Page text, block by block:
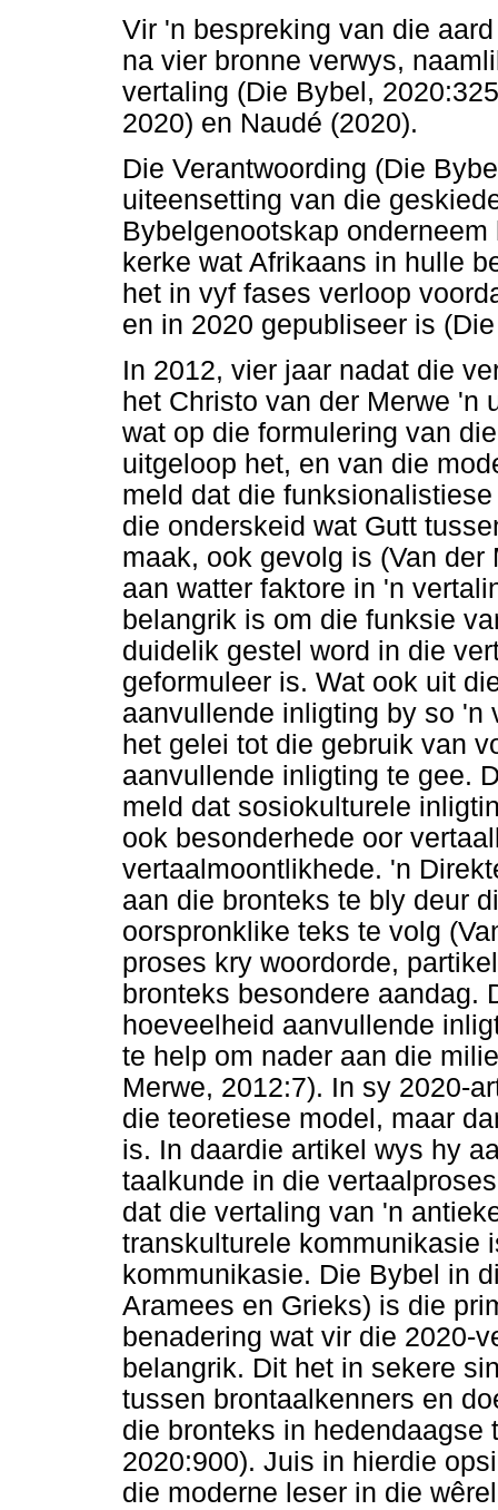
Vir 'n bespreking van die
na vier bronne verwys,
vertaling (Die Bybel,
2020) en Naudé (2020).
Die Verantwoording (Die
uiteensetting van die
Bybelgenootskap
kerke wat Afrikaans in hulle
het in vyf fases verloop
en in 2020 gepubliseer is
In 2012, vier jaar nadat die
het Christo van der Merwe 'n
wat op die formulering van
uitgeloop het, en van die
meld dat die
die onderskeid wat Gutt
maak, ook gevolg is (Van
aan watter faktore in 'n
belangrik is om die funksie
duidelik gestel word in die
geformuleer is. Wat ook uit
aanvullende inligting by so 'n
het gelei tot die gebruik van
aanvullende inligting te gee.
meld dat sosiokulturele
ook besonderhede oor
vertaalmoontlikhede. 'n
aan die bronteks te bly deur
oorspronklike teks te volg
proses kry woordorde,
bronteks besondere aandag.
hoeveelheid aanvullende
te help om nader aan die
Merwe, 2012:7). In sy 2020-
die teoretiese model, maar
is. In daardie artikel wys hy
taalkunde in die
dat die vertaling van 'n
transkulturele kommunikasie
kommunikasie. Die Bybel in
Aramees en Grieks) is die
benadering wat vir die 2020-
belangrik. Dit het in sekere
tussen brontaalkenners en
die bronteks in hedendaagse
2020:900). Juis in hierdie
die moderne leser in die